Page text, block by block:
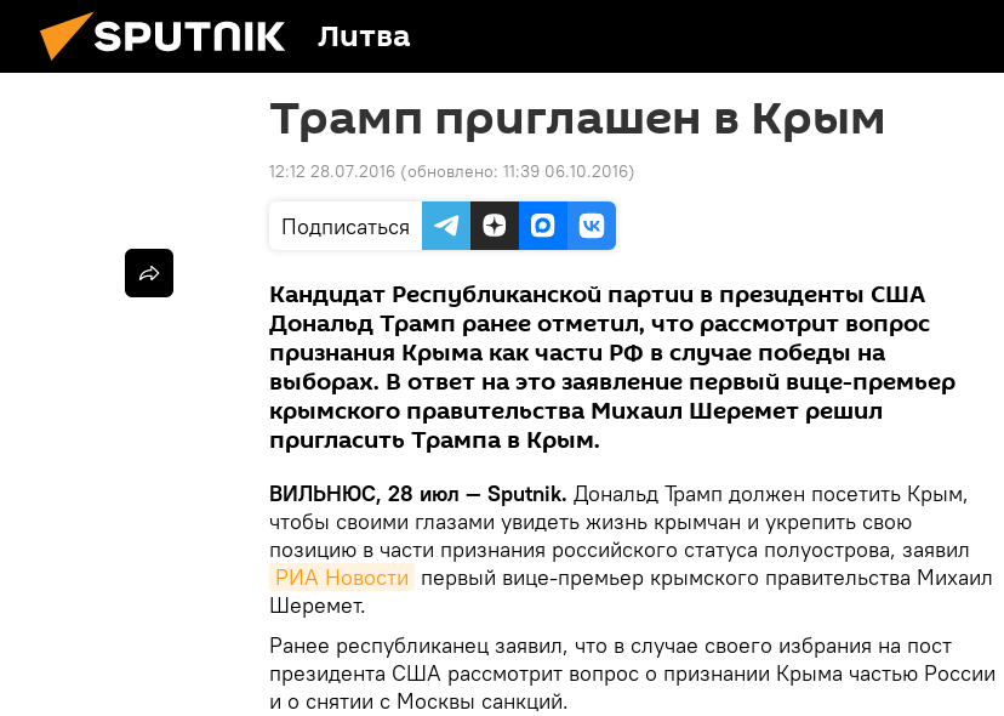
Литва
Трамп приглашен в Крым
12:12 28.07.2016 (обновлено: 11:39 06.10.2016)
Подписаться
Кандидат Республиканской партии в президенты США
Дональд Трамп ранее отметил, что рассмотрит вопрос
признания Крыма как части РФ в случае победы на
выборах. В ответ на это заявление первый вице-премьер
крымского правительства Михаил Шеремет решил
пригласить Трампа в Крым.
ВИЛЬНЮС, 28 июл — Sputnik. Дональд Трамп должен посетить Крым,
чтобы своими глазами увидеть жизнь крымчан и укрепить свою
позицию в части признания российского статуса полуострова, заявил
РИА Новости первый вице-премьер крымского правительства Михаил
Шеремет.
Ранее республиканец заявил, что в случае своего избрания на пост
президента США рассмотрит вопрос о признании Крыма частью России
и о снятии с Москвы санкций.